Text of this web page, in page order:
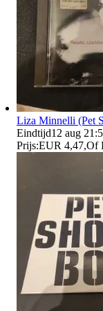
Liza Minnelli (Pet
Eindtijd12 aug
Prijs:EUR 4,47,Of